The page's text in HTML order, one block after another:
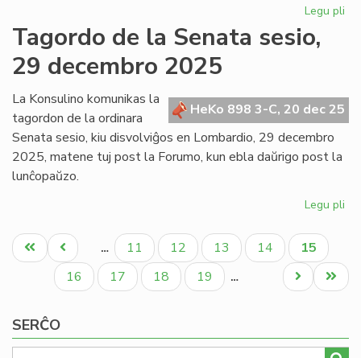
Legu pli
en
Tagordo de la Senata sesio,
29 decembro 2025
HeKo 898 3-C, 20 dec 25
La Konsulino komunikas la
tagordon de la ordinara
Senata sesio, kiu disvolviĝos en Lombardio, 29 decembro
2025, matene tuj post la Forumo, kun ebla daŭrigo post la
lunĉopaŭzo.
Legu pli
Pagination
Unua
paĝo
Antaŭa
paĝo
… Paĝo
11 Paĝo
12 Paĝo
13 Paĝo
14
Aktuala
paĝo
15
Paĝo
16 Paĝo
17 Paĝo
18 Paĝo
19 …
Last
page
Next
page
SERĈO